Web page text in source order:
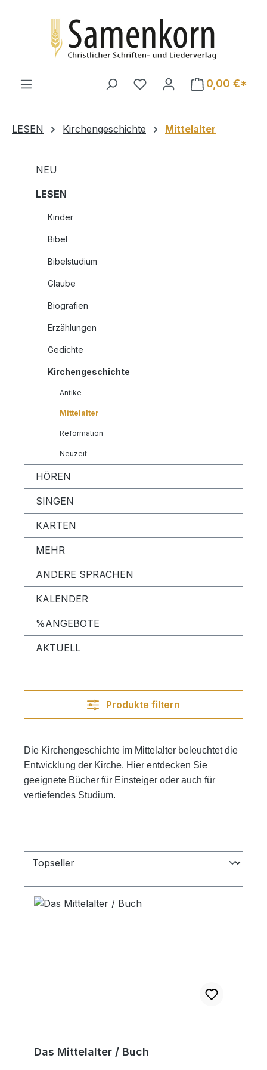
0,00 €*
LESEN Kirchengeschichte Mittelalter
NEU
LESEN
Kinder
Bibel
Bibelstudium
Glaube
Biografien
Erzählungen
Gedichte
Kirchengeschichte
Antike
Mittelalter
Reformation
Neuzeit
HÖREN
SINGEN
KARTEN
MEHR
ANDERE SPRACHEN
KALENDER
%ANGEBOTE
AKTUELL
Produkte filtern
Die Kirchengeschichte im Mittelalter beleuchtet die
Entwicklung der Kirche. Hier entdecken Sie
geeignete Bücher für Einsteiger oder auch für
vertiefendes Studium.
Das Mittelalter / Buch